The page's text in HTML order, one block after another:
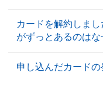
カードを解約しま
がずっとあるのはな
申し込んだカード